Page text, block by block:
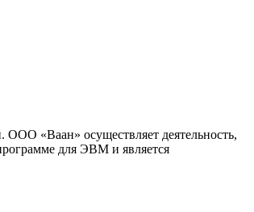
«Ваан» осуществляет деятельность,
для ЭВМ и является